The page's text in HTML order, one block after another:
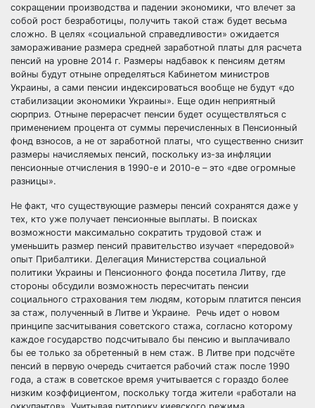
сокращении производства и падении экономики, что влечет за
собой рост безработицы, получить такой стаж будет весьма
сложно. В целях «социальной справедливости» ожидается
замораживание размера средней заработной платы для расчета
пенсий на уровне 2014 г. Размеры надбавок к пенсиям детям
войны будут отныне определяться Кабинетом министров
Украины, а сами пенсии индексироваться вообще не будут «до
стабилизации экономики Украины». Еще один неприятный
сюрприз. Отныне перерасчет пенсии будет осуществляться с
применением процента от суммы перечисленных в Пенсионный
фонд взносов, а не от заработной платы, что существенно снизит
размеры начисляемых пенсий, поскольку из-за инфляции
пенсионные отчисления в 1990-е и 2010-е – это «две огромные
разницы».
Не факт, что существующие размеры пенсий сохранятся даже у
тех, кто уже получает пенсионные выплаты. В поисках
возможности максимально сократить трудовой стаж и
уменьшить размер пенсий правительство изучает «передовой»
опыт Прибалтики. Делегация Министерства социальной
политики Украины и Пенсионного фонда посетила Литву, где
стороны обсудили возможность пересчитать пенсии
социального страхования тем людям, которым платится пенсия
за стаж, полученный в Литве и Украине. Речь идет о новом
принципе засчитывания советского стажа, согласно которому
каждое государство подсчитывало бы пенсию и выплачивало
бы ее только за обретенный в нем стаж. В Литве при подсчёте
пенсий в первую очередь считается рабочий стаж после 1990
года, а стаж в советское время учитывается с гораздо более
низким коэффициентом, поскольку тогда жители «работали на